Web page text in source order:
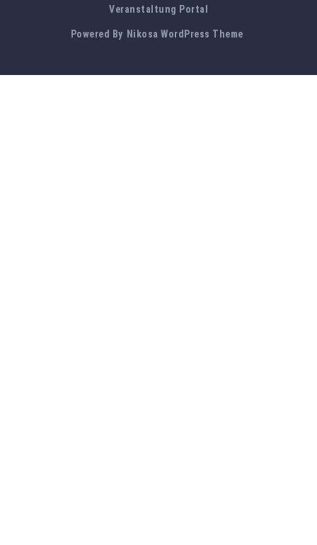
Veranstaltung Portal
Powered By Nikosa WordPress Theme